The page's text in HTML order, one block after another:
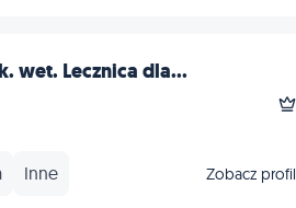
wet. Lecznica dla...
Inne Zobacz profil